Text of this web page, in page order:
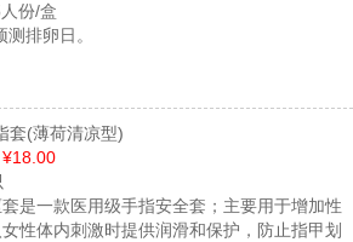
份/盒
测排卵日。
套(薄荷清凉型)
¥18.00
是一款医用级手指安全套；主要用于增加性
性体内刺激时提供润滑和保护，防止指甲划